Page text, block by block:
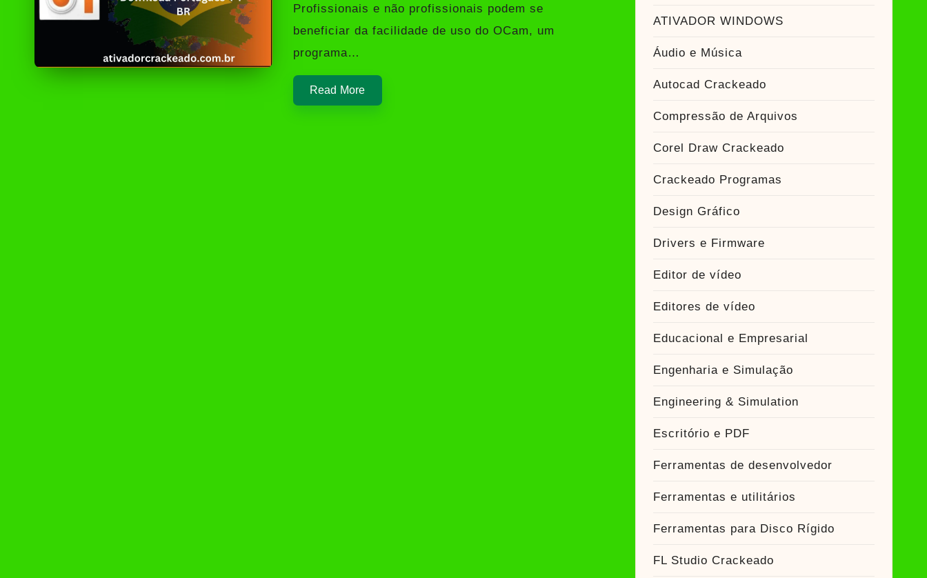
Profissionais e não profissionais podem se
beneficiar da facilidade de uso do OCam, um
programa…
Read More
ATIVADOR WINDOWS
Áudio e Música
Autocad Crackeado
Compressão de Arquivos
Corel Draw Crackeado
Crackeado Programas
Design Gráfico
Drivers e Firmware
Editor de vídeo
Editores de vídeo
Educacional e Empresarial
Engenharia e Simulação
Engineering & Simulation
Escritório e PDF
Ferramentas de desenvolvedor
Ferramentas e utilitários
Ferramentas para Disco Rígido
FL Studio Crackeado